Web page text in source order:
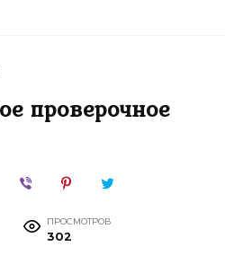
проверочное
ПРОСМОТРОВ
302